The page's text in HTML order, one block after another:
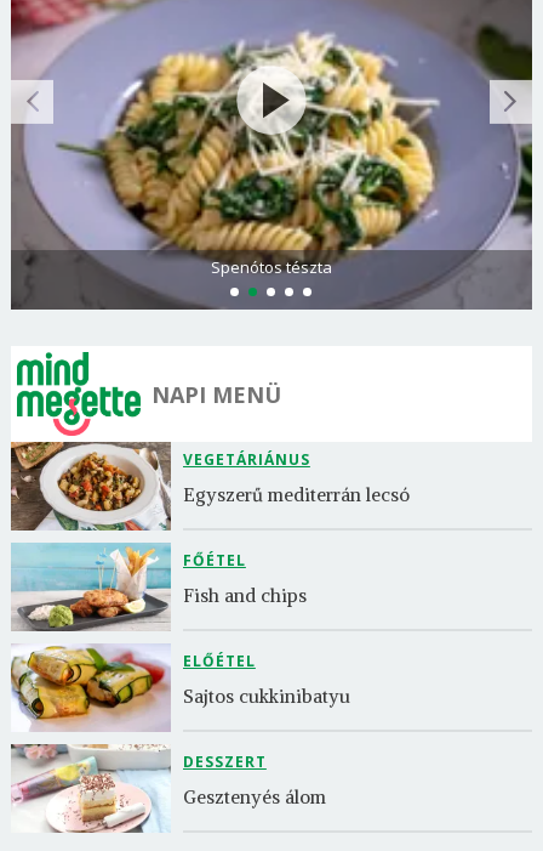
Spenótos tészta
NAPI MENÜ
VEGETÁRIÁNUS
Egyszerű mediterrán lecsó
FŐÉTEL
Fish and chips
ELŐÉTEL
Sajtos cukkinibatyu
DESSZERT
Gesztenyés álom